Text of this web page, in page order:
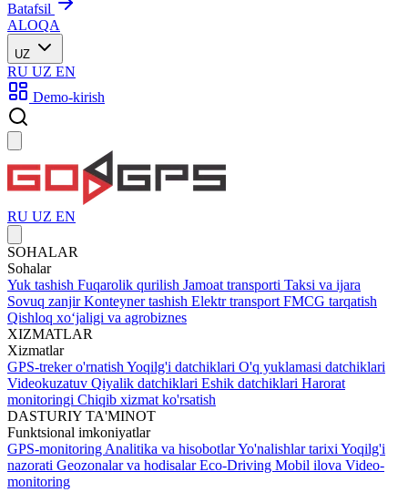
Batafsil
ALOQA
UZ
RU UZ EN
Demo-kirish
RU UZ EN
SOHALAR
Sohalar
Yuk tashish Fuqarolik qurilish Jamoat transporti Taksi va ijara
Sovuq zanjirKonteyner tashish Elektr transport FMCG tarqatish
Qishloq xoʻjaligi va agrobiznes
XIZMATLAR
Xizmatlar
GPS-treker o'rnatish Yoqilg'i datchiklari O'q yuklamasi datchiklari
Videokuzatuv Qiyalik datchiklari Eshik datchiklari Harorat
monitoringi Chiqib xizmat ko'rsatish
DASTURIY TA'MINOT
Funktsional imkoniyatlar
GPS-monitoring Analitika va hisobotlarYo'nalishlar tarixi Yoqilg'i
nazorati Geozonalar va hodisalarEco-Driving Mobil ilova Video-
monitoring